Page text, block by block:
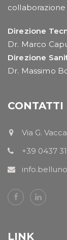
Direzione
Dr. Marco
Direzione
Dr. Massimo
CONTATTI
Via G.
+39 0437
LINK